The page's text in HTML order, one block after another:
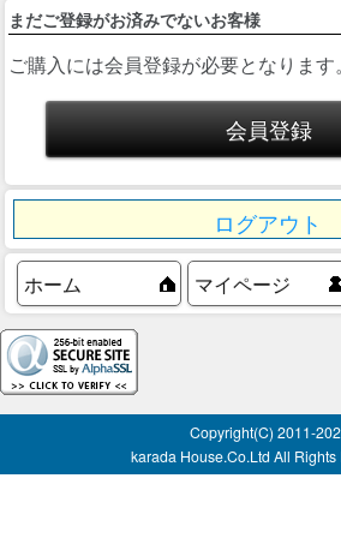
まだご登録がお済みでないお客様
ご購入には会員登録が必要となります。
ログアウト
ホーム マイページ
Copyright(C) 2011-
karada House.Co.Ltd All Rights